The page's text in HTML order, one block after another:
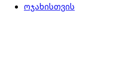
ოჯახისთვის